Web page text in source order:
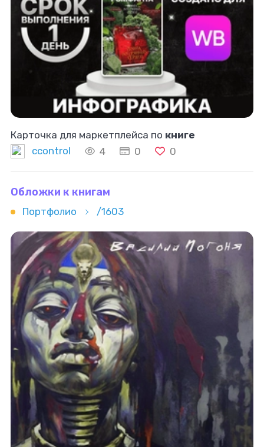
Карточка для маркетплейса по книге
ccontrol
4 0 0
Обложки к книгам
Портфолио /1603